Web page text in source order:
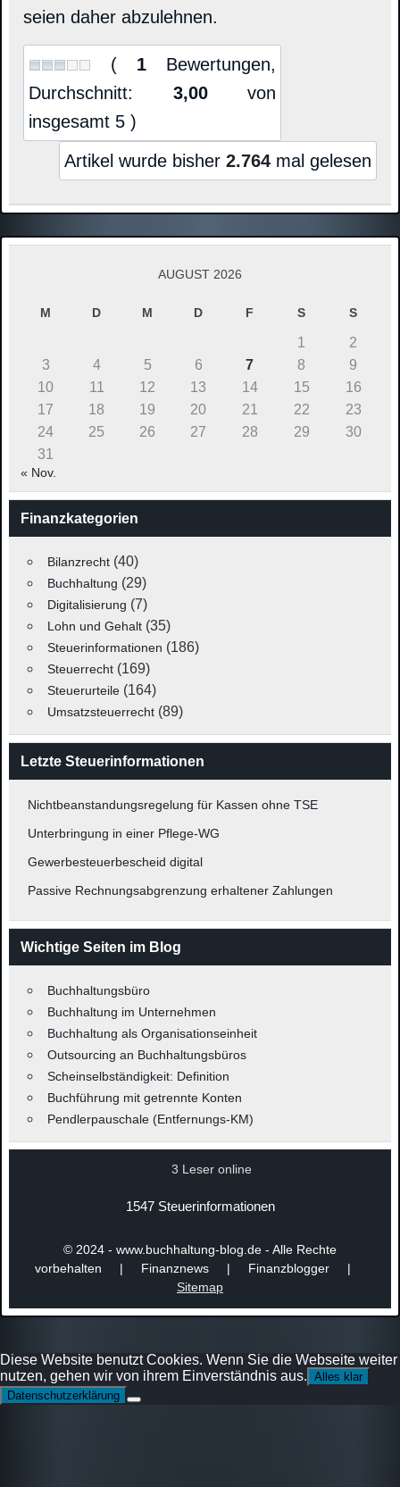
seien daher abzulehnen.
( 1 Bewertungen,
Durchschnitt: 3,00von
insgesamt 5 )
Artikel wurde bisher 2.764 mal gelesen
AUGUST 2026
M D M D F S S
1
2
3
4 5 6 7 8
9
10
11 12 13 14 15
16
17
18 19 20 21 22
23
24
25 26 27 28 29
30
31
« Nov.
Finanzkategorien
Bilanzrecht(40)
Buchhaltung (29)
Digitalisierung (7)
Lohn und Gehalt(35)
Steuerinformationen (186)
Steuerrecht(169)
Steuerurteile(164)
Umsatzsteuerrecht(89)
Letzte Steuerinformationen
Nichtbeanstandungsregelung für Kassen ohne TSE
Unterbringung in einer Pflege-WG
Gewerbesteuerbescheid digital
Passive Rechnungsabgrenzung erhaltener Zahlungen
Wichtige Seiten im Blog
Buchhaltungsbüro
Buchhaltung im Unternehmen
Buchhaltung als Organisationseinheit
Outsourcing an Buchhaltungsbüros
Scheinselbständigkeit: Definition
Buchführung mit getrennte Konten
Pendlerpauschale (Entfernungs-KM)
3 Leser online
1547 Steuerinformationen
© 2024 - www.buchhaltung-blog.de - Alle Rechte
vorbehalten | Finanznews | Finanzblogger |
Sitemap
Diese Website benutzt Cookies. Wenn Sie die Webseite weiter
nutzen, gehen wir von ihrem Einverständnis aus. Alles klar
Datenschutzerklärung